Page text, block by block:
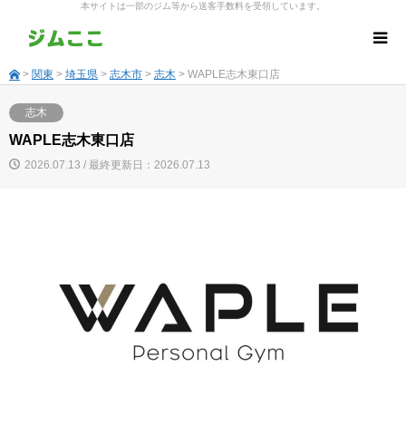
本サイトは一部のジム等から送客手数料を受領しています。
> 関東 > 埼玉県 > 志木市 > 志木 > WAPLE志木東口店
志木
WAPLE志木東口店
2026.07.13 / 最終更新日：2026.07.13